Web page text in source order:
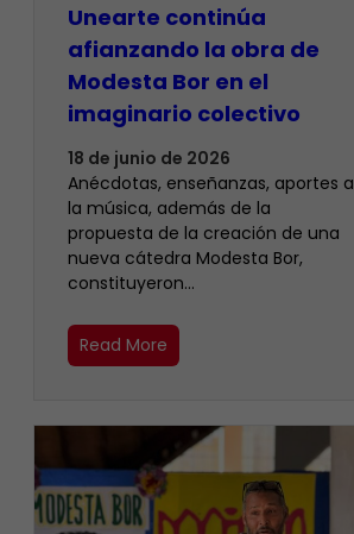
Unearte continúa
afianzando la obra de
Modesta Bor en el
imaginario colectivo
18 de junio de 2026
Anécdotas, enseñanzas, aportes a
la música, además de la
propuesta de la creación de una
nueva cátedra Modesta Bor,
constituyeron…
Read More